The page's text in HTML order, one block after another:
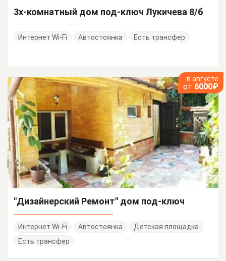
3х-комнатный дом под-ключ Лукичева 8/б
Интернет Wi-Fi Автостоянка Есть трансфер
в августе
от 6000₽
"Дизайнерский Ремонт" дом под-ключ
Интернет Wi-Fi Автостоянка
Детская площадка
Есть трансфер